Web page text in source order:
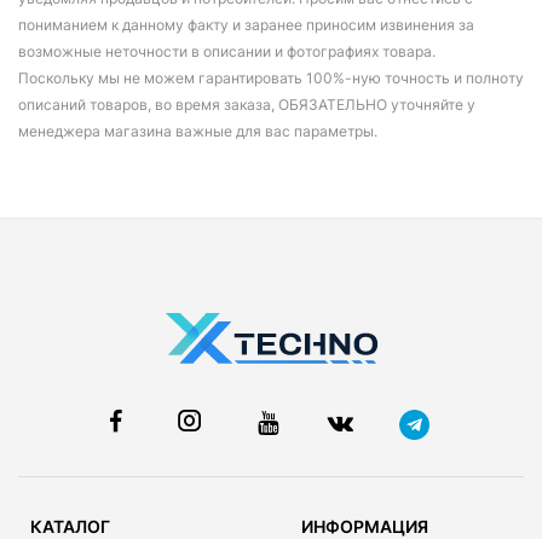
пониманием к данному факту и заранее приносим извинения за
возможные неточности в описании и фотографиях товара.
Поскольку мы не можем гарантировать 100%-ную точность и полноту
описаний товаров, во время заказа, ОБЯЗАТЕЛЬНО уточняйте у
менеджера магазина важные для вас параметры.
КАТАЛОГ ИНФОРМАЦИЯ